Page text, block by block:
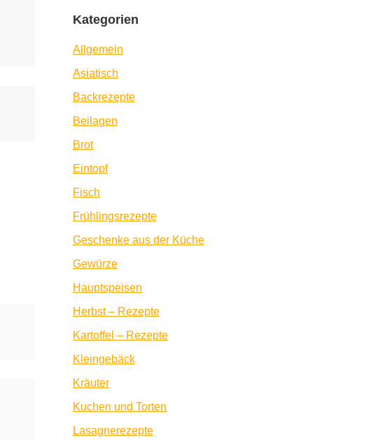
Kategorien
Allgemein
Asiatisch
Backrezepte
Beilagen
Brot
Eintopf
Fisch
Frühlingsrezepte
Geschenke aus der Küche
Gewürze
Hauptspeisen
Herbst – Rezepte
Kartoffel – Rezepte
Kleingebäck
Kräuter
Kuchen und Torten
Lasagnerezepte